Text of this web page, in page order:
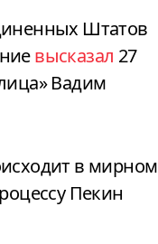
высказал 27
Вадим
в мирном
Пекин